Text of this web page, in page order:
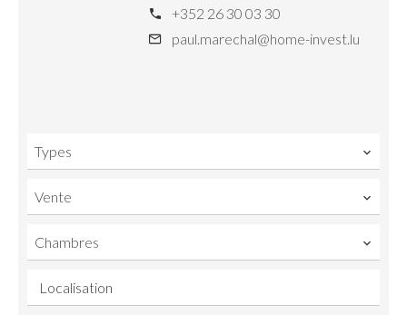
+352 26 30 03 30
paul.marechal@home-invest.lu
Types
Vente
Chambres
Localisation